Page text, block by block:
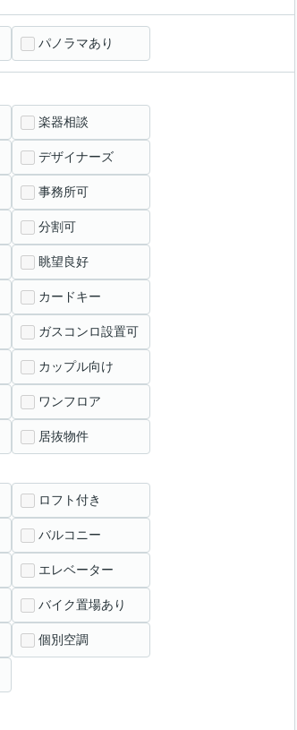
パノラマあり
楽器相談
デザイナーズ
事務所可
分割可
眺望良好
カードキー
ガスコンロ設置可
カップル向け
ワンフロア
居抜物件
ロフト付き
バルコニー
エレベーター
バイク置場あり
個別空調